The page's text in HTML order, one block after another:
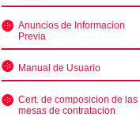
Anuncios de Informacion
Previa
Manual de Usuario
Cert. de composicion de las
mesas de contratacion